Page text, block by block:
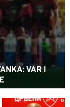
VAR I
0